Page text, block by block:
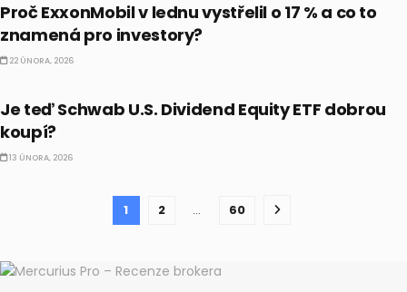
Proč ExxonMobil v lednu vystřelil o 17 % a co to
znamená pro investory?
22 ÚNORA, 2026
Je teď Schwab U.S. Dividend Equity ETF dobrou
koupí?
13 ÚNORA, 2026
1 2 … 60